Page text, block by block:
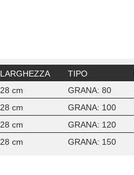
LARGHEZZA TIPO
28 cm GRANA: 80
28 cm GRANA: 100
28 cm GRANA: 120
28 cm GRANA: 150